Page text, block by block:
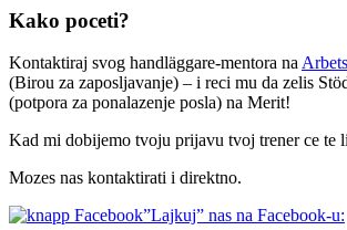
Kako poceti?
Kontaktiraj svog handläggare-mentora na
(Birou za zaposljavanje) – i reci mu da zelis
(potpora za ponalazenje posla) na Merit!
Kad mi dobijemo tvoju prijavu tvoj trener ce te
Mozes nas kontaktirati i direktno.
”Lajkuj” nas na Facebook-u: